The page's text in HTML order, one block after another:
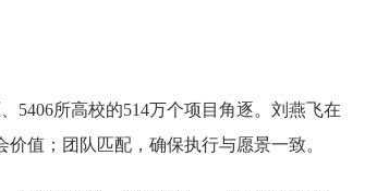
5406所高校的514万个项目角逐。刘燕飞在
值；团队匹配，确保执行与愿景一致。